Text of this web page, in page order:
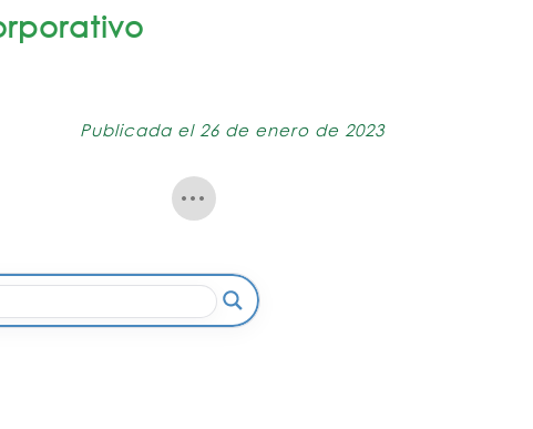
Publicada el 26 de enero de 2023